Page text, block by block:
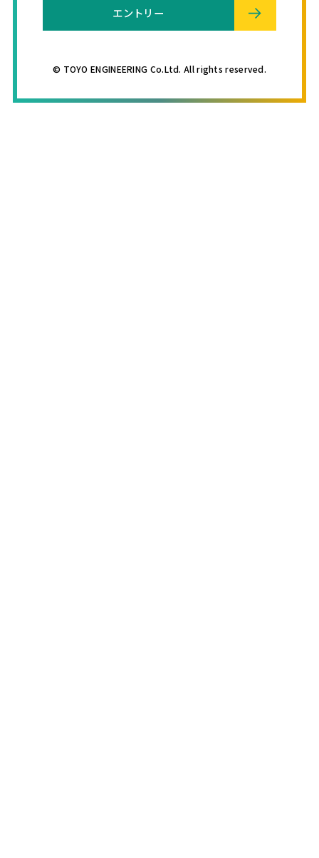
エントリー
© TOYO ENGINEERING Co.Ltd. All rights reserved.